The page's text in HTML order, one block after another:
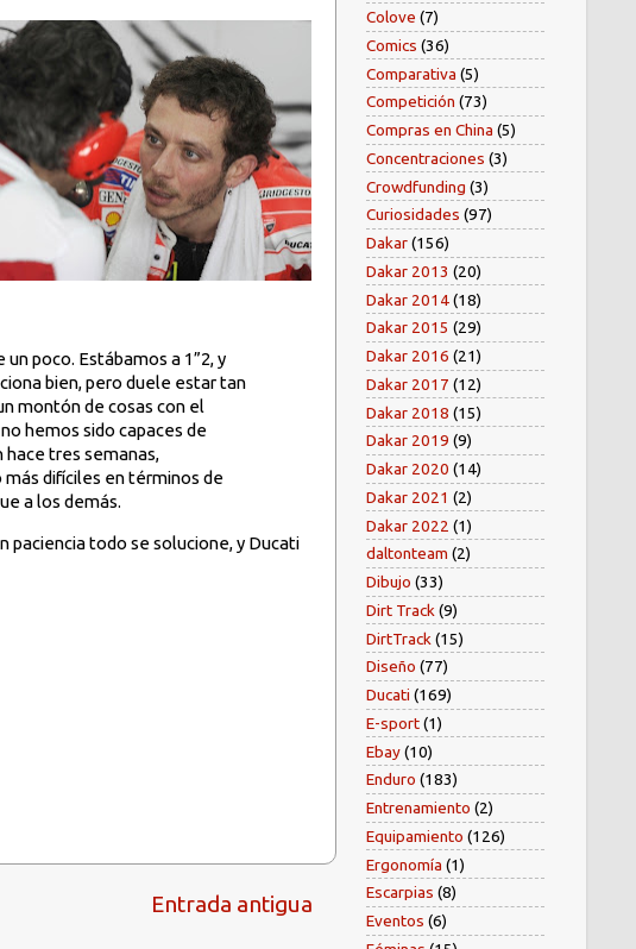
poco. Estábamos a 1”2, y
bien, pero duele estar tan
montón de cosas con el
hemos sido capaces de
hace tres semanas,
más difíciles en términos de
a los demás.
paciencia todo se solucione, y Ducati
Entrada antigua
Colove (7)
Comics (36)
Comparativa (5)
Competición (73)
Compras en China (5)
Concentraciones (3)
Crowdfunding (3)
Curiosidades (97)
Dakar(156)
Dakar 2013 (20)
Dakar 2014(18)
Dakar 2015 (29)
Dakar 2016 (21)
Dakar 2017 (12)
Dakar 2018 (15)
Dakar 2019 (9)
Dakar 2020 (14)
Dakar 2021 (2)
Dakar 2022 (1)
daltonteam (2)
Dibujo (33)
Dirt Track (9)
DirtTrack (15)
Diseño (77)
Ducati (169)
E-sport(1)
Ebay(10)
Enduro (183)
Entrenamiento (2)
Equipamiento (126)
Ergonomía (1)
Escarpias (8)
Eventos (6)